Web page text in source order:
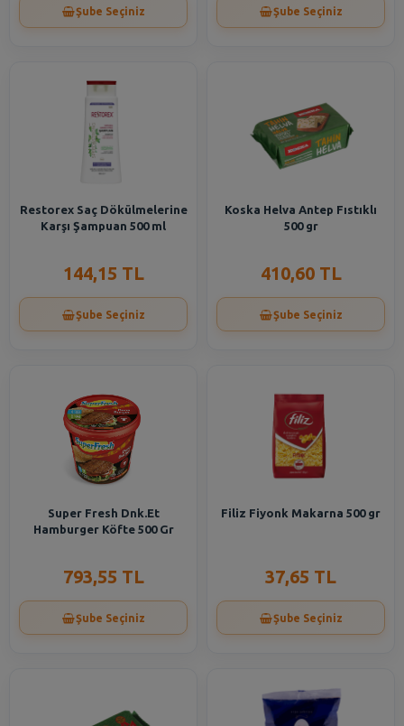
Şube Seçiniz Şube Seçiniz
Restorex Saç Dökülmelerine
Karşı Şampuan 500 ml
144,15 TL
Şube Seçiniz
Koska Helva Antep Fıstıklı
500 gr
410,60 TL
Şube Seçiniz
Super Fresh Dnk.Et
Hamburger Köfte 500 Gr
793,55 TL
Şube Seçiniz
Filiz Fiyonk Makarna 500 gr
37,65 TL
Şube Seçiniz